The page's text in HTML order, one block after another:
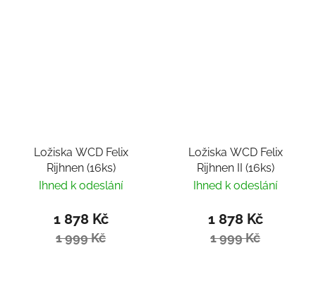
Ložiska WCD Felix
Rijhnen (16ks)
Ihned k odeslání
1 878 Kč
1 999 Kč
Ložiska WCD Felix
Rijhnen II (16ks)
Ihned k odeslání
1 878 Kč
1 999 Kč